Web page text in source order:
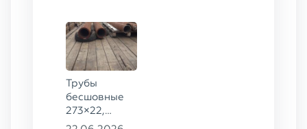
Трубы
бесшовные
273×22,
245×26,